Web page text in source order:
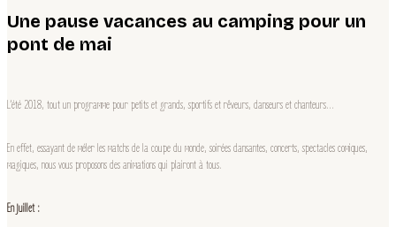
Une pause vacances au camping pour un
pont de mai
L’été 2018, tout un programme pour petits et grands, sportifs et rêveurs, danseurs et chanteurs…
En effet, essayant de méler les matchs de la coupe du monde, soirées dansantes, concerts, spectacles comiques,
magiques, nous vous proposons des animations qui plairont à tous.
En juillet :